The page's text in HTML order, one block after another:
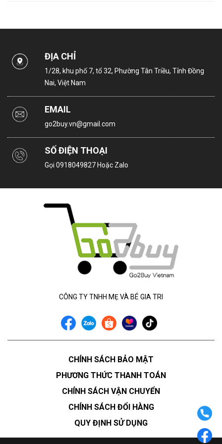
ĐỊA CHỈ
1/28, khu phố 7, tổ 32, Phường Tân Triều, Tỉnh Đồng
Nai, Việt Nam
EMAIL
go2buy.vn@gmail.com
SỐ ĐIỆN THOẠI
Gọi 0918049827 Hoặc Zalo
CÔNG TY TNHH MẸ VÀ BÉ GIA TRI
CHÍNH SÁCH BẢO MẬT
PHƯƠNG THỨC THANH TOÁN
CHÍNH SÁCH VẬN CHUYỂN
CHÍNH SÁCH ĐỔI HÀNG
QUY ĐỊNH SỬ DỤNG